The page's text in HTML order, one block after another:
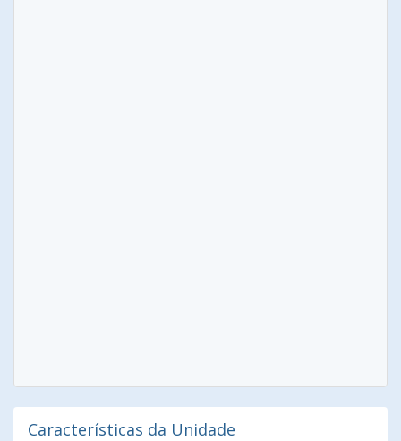
Características da Unidade